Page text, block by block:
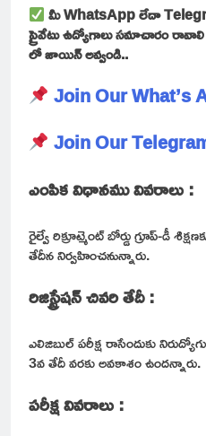
మీ WhatsApp లేదా
ప్రైవేటు ఉద్యోగాలు సమాచారం
లో జాయిన్ అవ్వండి..
Join Our What’s
Join Our
ఎంపిక విధానము వివరాలు :
రైల్వే రిక్రూట్మెంట్ బోర్డు గ్రూప్-డీ
తేదీన నిర్వహించనున్నారు.
రిజిస్ట్రేషన్ చివరి తేదీ :
ఎలిజిబుల్ పరీక్ష రాసేందుకు
3వ తేదీ వరకు అవకాశం ఉందన్నారు.
పరీక్ష వివరాలు :